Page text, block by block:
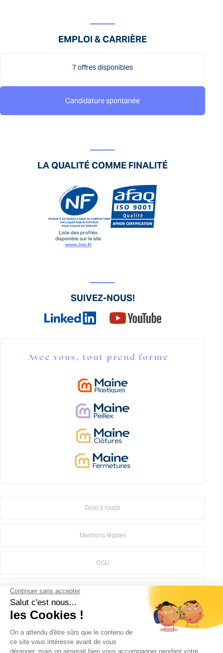
EMPLOI & CARRIÈRE
7 offres disponibles
Candidature spontanée
LA QUALITÉ COMME FINALITÉ
Liste des profilés
disponible sur le site
www.lne.fr
SUIVEZ-NOUS!
Avec vous, tout prend forme
Droit à l'oubli
Mentions légales
CGU
Politique d'utilisation des médias sociaux de Groupe MAINE
Crédits Agence de communication
Plan du site